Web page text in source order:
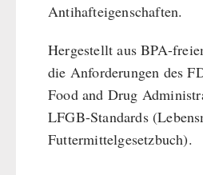
Antihafteigenschaften.
Hergestellt aus BPA-
die Anforderungen des
Food and Drug
LFGB-Standards
Futtermittelgesetzbuch).